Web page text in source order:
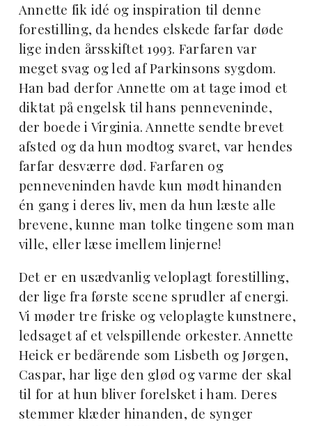
Annette fik idé og inspiration til denne
forestilling, da hendes elskede farfar døde
lige inden årsskiftet 1993. Farfaren var
meget svag og led af Parkinsons sygdom.
Han bad derfor Annette om at tage imod et
diktat på engelsk til hans penneveninde,
der boede i Virginia. Annette sendte brevet
afsted og da hun modtog svaret, var hendes
farfar desværre død. Farfaren og
penneveninden havde kun mødt hinanden
én gang i deres liv, men da hun læste alle
brevene, kunne man tolke tingene som man
ville, eller læse imellem linjerne!
Det er en usædvanlig veloplagt forestilling,
der lige fra første scene sprudler af energi.
Vi møder tre friske og veloplagte kunstnere,
ledsaget af et velspillende orkester. Annette
Heick er bedårende som Lisbeth og Jørgen,
Caspar, har lige den glød og varme der skal
til for at hun bliver forelsket i ham. Deres
stemmer klæder hinanden, de synger